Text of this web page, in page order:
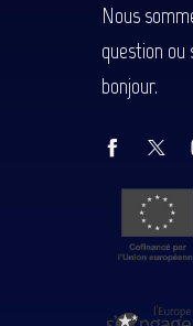
Nous
question
bonjour.